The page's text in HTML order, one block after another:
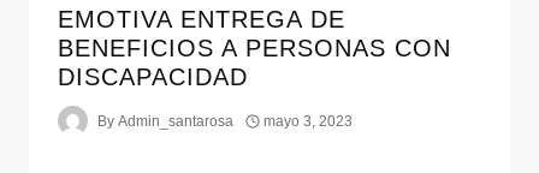
EMOTIVA ENTREGA DE
BENEFICIOS A PERSONAS CON
DISCAPACIDAD
By Admin_santarosa mayo 3, 2023